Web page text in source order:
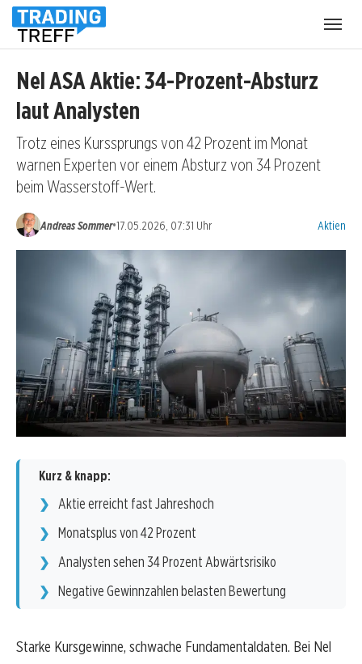
Nel ASA Aktie: 34-Prozent-Absturz
laut Analysten
Trotz eines Kurssprungs von 42 Prozent im Monat
warnen Experten vor einem Absturz von 34 Prozent
beim Wasserstoff-Wert.
Andreas Sommer•17.05.2026, 07:31 Uhr Aktien
Kurz & knapp:
Aktie erreicht fast Jahreshoch
Monatsplus von 42 Prozent
Analysten sehen 34 Prozent Abwärtsrisiko
Negative Gewinnzahlen belasten Bewertung
Starke Kursgewinne, schwache Fundamentaldaten. Bei Nel